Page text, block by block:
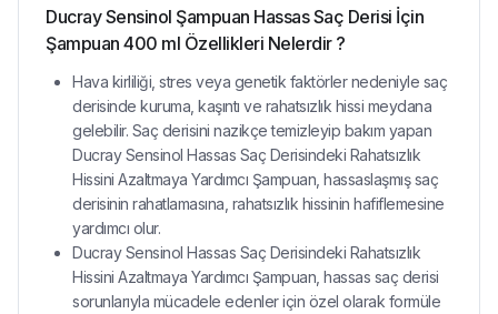
Ducray Sensinol Şampuan Hassas Saç Derisi İçin
Şampuan 400 ml Özellikleri Nelerdir ?
Hava kirliliği, stres veya genetik faktörler nedeniyle saç
derisinde kuruma, kaşıntı ve rahatsızlık hissi meydana
gelebilir. Saç derisini nazikçe temizleyip bakım yapan
Ducray Sensinol Hassas Saç Derisindeki Rahatsızlık
Hissini Azaltmaya Yardımcı Şampuan, hassaslaşmış saç
derisinin rahatlamasına, rahatsızlık hissinin hafiflemesine
yardımcı olur.
Ducray Sensinol Hassas Saç Derisindeki Rahatsızlık
Hissini Azaltmaya Yardımcı Şampuan, hassas saç derisi
sorunlarıyla mücadele edenler için özel olarak formüle